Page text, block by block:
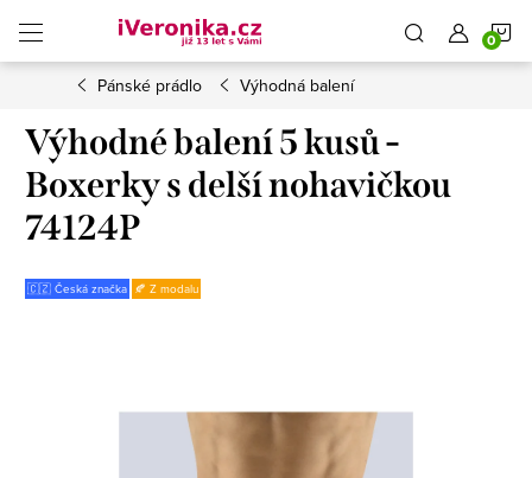
obsah
Pánské prádlo Výhodná balení
Výhodné balení 5 kusů -
Boxerky s delší nohavičkou
74124P
🇨🇿 Česká značka 🍂 Z modalu